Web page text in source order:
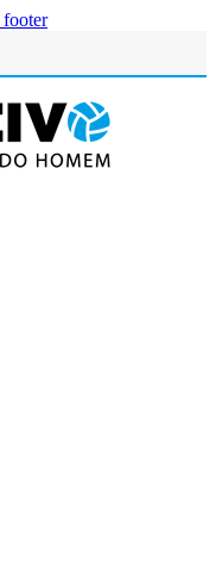
footer